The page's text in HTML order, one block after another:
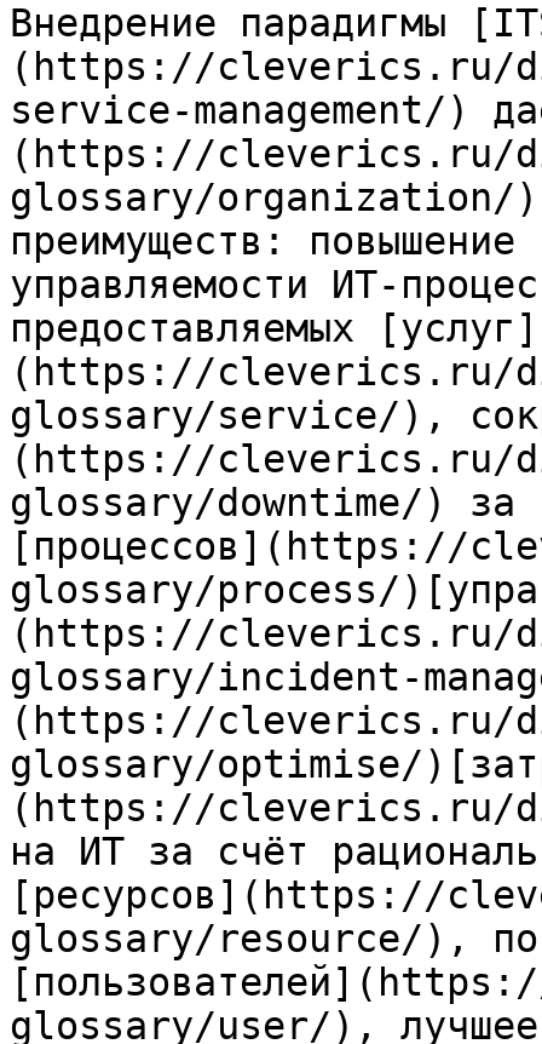
Внедрение парадигмы
(https://cleverics.ru/
service-management/)
(https://cleverics.ru/
glossary/organization/)
преимуществ: повышение
управляемости ИТ-
предоставляемых [услуг]
(https://cleverics.ru/
glossary/service/),
(https://cleverics.ru/
glossary/downtime/) за
[процессов](https://
glossary/process/
(https://cleverics.ru/
glossary/incident-
(https://cleverics.ru/
glossary/optimise/
(https://cleverics.ru/
на ИТ за счёт
[ресурсов](https://
glossary/resource/),
glossary/user/), лучшее